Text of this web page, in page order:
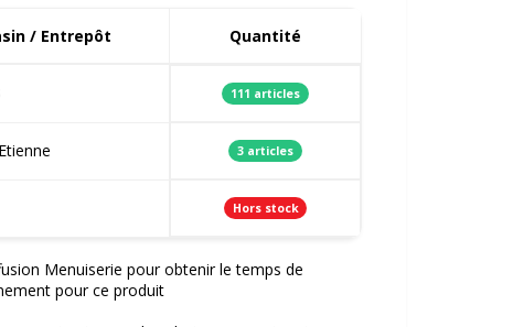
/ Entrepôt Quantité
111 articles
3 articles
Hors stock
Menuiserie pour obtenir le temps de
pour ce produit